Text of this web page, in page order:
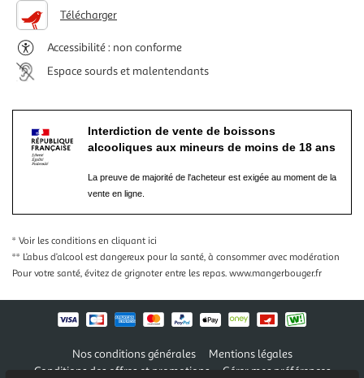
Télécharger
Accessibilité : non conforme
Espace sourds et malentendants
Interdiction de vente de boissons
alcooliques aux mineurs de moins de 18 ans
La preuve de majorité de l'acheteur est exigée au moment de la
vente en ligne.
* Voir les conditions en cliquant ici
** L’abus d’alcool est dangereux pour la santé, à consommer avec modération
Pour votre santé, évitez de grignoter entre les repas. www.mangerbouger.fr
Nos conditions générales
Mentions légales
Conditions des offres et promotions
Gérer mes préférences